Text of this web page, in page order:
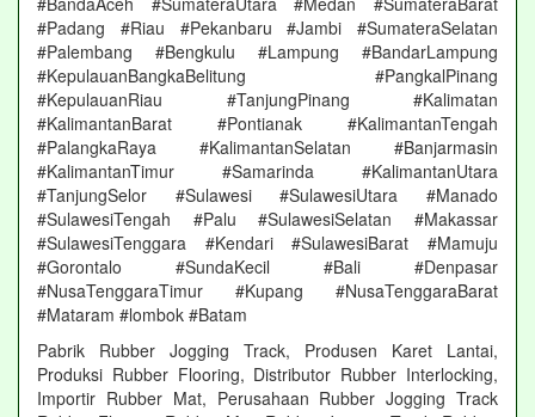
#Padang #Riau #Pekanbaru #Jambi #SumateraSelatan
#Palembang #Bengkulu #Lampung #BandarLampung
#KepulauanBangkaBelitung #PangkalPinang
#KepulauanRiau #TanjungPinang #Kalimatan
#KalimantanBarat #Pontianak #KalimantanTengah
#PalangkaRaya #KalimantanSelatan #Banjarmasin
#KalimantanTimur #Samarinda #KalimantanUtara
#TanjungSelor #Sulawesi #SulawesiUtara #Manado
#SulawesiTengah #Palu #SulawesiSelatan #Makassar
#SulawesiTenggara #Kendari #SulawesiBarat #Mamuju
#Gorontalo #SundaKecil #Bali #Denpasar
#NusaTenggaraTimur #Kupang #NusaTenggaraBarat
#Mataram #lombok #Batam
Pabrik Rubber Jogging Track, Produsen Karet Lantai,
Produksi Rubber Flooring, Distributor Rubber Interlocking,
Importir Rubber Mat, Perusahaan Rubber Jogging Track